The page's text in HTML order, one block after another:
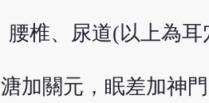
椎、尿道(以上為耳
加關元，眠差加神門